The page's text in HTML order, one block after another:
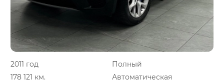
2011 год
Полный
178 121 км.
Автоматическая